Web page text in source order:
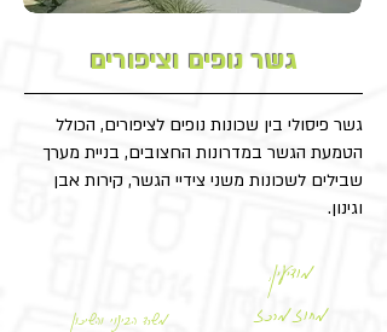
גשר נופים וציפורים
גשר פיסולי בין שכונות נופים לציפורים, הכולל
הטמעת הגשר במדרונות החצובים, בניית מערך
שבילים לשכונות משני צידיי הגשר, קירות אבן
וגינון.
משרד הבינוי והשיכון
מודיעין,
מחוז מרכז